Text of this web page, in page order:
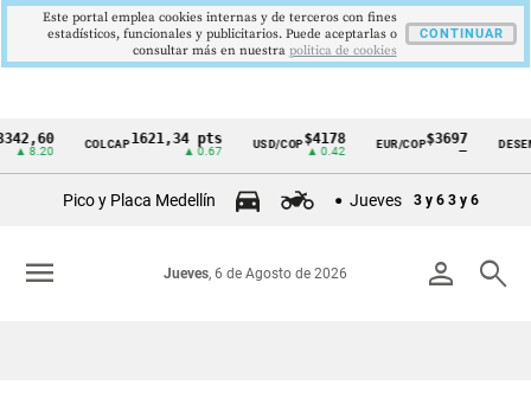
Cintillo
Colombia
COLCAP1621,34 pts USD/COP$4178
▲ 0.42
EUR/COP$3697
—
DESEMPLEO
Pico y Placa Medellín Jueves 3 y 6 3 y 6
person search
Jueves, 6 de Agosto de 2026
menu
Este portal emplea cookies internas y de terceros con fines
estadísticos, funcionales y publicitarios. Puede aceptarlas o
consultar más en nuestra politica de cookies
CONTINUAR